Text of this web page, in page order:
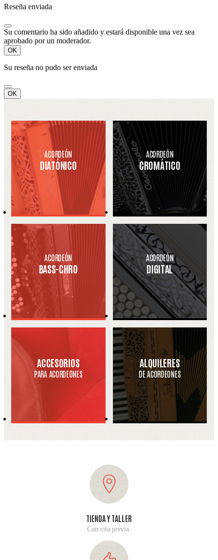
Reseña enviada
Su comentario ha sido añadido y estará disponible una vez sea
aprobado por un moderador.
OK
Su reseña no pudo ser enviada
OK
ACORDEÓN
DIATÓNICO
ACORDEÓN
CROMÁTICO
ACORDEÓN
BASS-CHRO
ACORDEÓN
DIGITAL
ACCESORIOS
PARA ACORDEONES
ALQUILERES
DE ACORDEONES
TIENDA Y TALLER
Con cita previa.